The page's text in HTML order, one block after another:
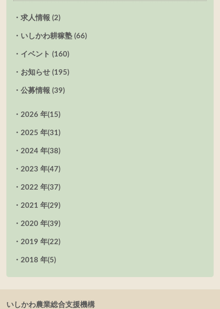
求人情報 (2)
いしかわ耕稼塾 (66)
イベント (160)
お知らせ (195)
公募情報 (39)
2026 年(15)
2025 年(31)
2024 年(38)
2023 年(47)
2022 年(37)
2021 年(29)
2020 年(39)
2019 年(22)
2018 年(5)
いしかわ農業総合支援機構